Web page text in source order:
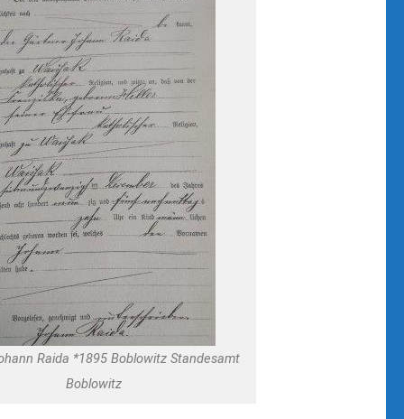
Raida *1895 Boblowitz Standesamt
Boblowitz